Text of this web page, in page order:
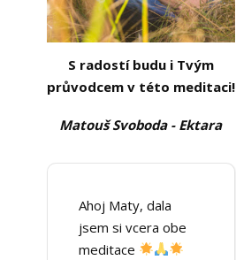
S radostí budu i Tvým
průvodcem v této meditaci!
Matouš Svoboda - Ektara
Ahoj Maty, dala
jsem si vcera obe
meditace